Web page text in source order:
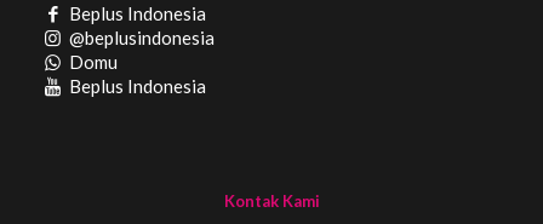
Beplus Indonesia
@beplusindonesia
Domu
Beplus Indonesia
Kontak Kami